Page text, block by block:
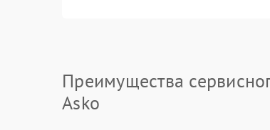
Преимущества
Asko